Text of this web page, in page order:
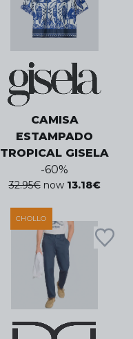
CAMISA
ESTAMPADO
TROPICAL GISELA
-60%
32.95€ now 13.18€
CHOLLO